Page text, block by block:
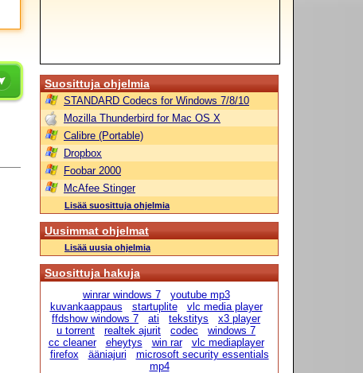
Suosittuja ohjelmia
STANDARD Codecs for Windows 7/8/10
Mozilla Thunderbird for Mac OS X
Calibre (Portable)
Dropbox
Foobar 2000
McAfee Stinger
Lisää suosittuja ohjelmia
Uusimmat ohjelmat
Lisää uusia ohjelmia
Suosittuja hakuja
winrar windows 7
youtube mp3
kuvankaappaus
startuplite
vlc media player
ffdshow windows 7
ati tekstitys
x3 player
u torrent
realtek ajurit codec
windows 7
cc cleaner
eheytys win rar
vlc mediaplayer
firefox
ääniajuri
microsoft security essentials
mp4